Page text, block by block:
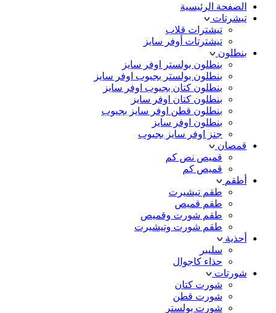
الصفحة الرئيسية
تيشرتات
تيشترات قلاب
تيشترتات أوفر سايز
بنطلون
بنطلون بولستر اوفر سايز
بنطلون بولستر بجيوب اوفر سايز
بنطلون كتان بجيوب اوفر سايز
بنطلون كتان اوفر سايز
بنطلون قطن اوفر سايز بجيوب
بنطلون اوفر سايز
جنز اوفر سايز بجيوب
قمصان
قميص نص كم
قميص كم
أطقم
طقم تيشيرت
طقم قميص
طقم شورت وقميص
طقم شورت وتيشيرت
أحذية
سليبر
حذاء كاجوال
شورتات
شورت كتان
شورت قطن
شورت بولستر